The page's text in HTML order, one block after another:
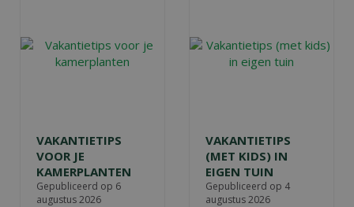
VAKANTIETIPS
VOOR JE
KAMERPLANTEN
Gepubliceerd op 6
augustus 2026
VAKANTIETIPS
(MET KIDS) IN
EIGEN TUIN
Gepubliceerd op 4
augustus 2026